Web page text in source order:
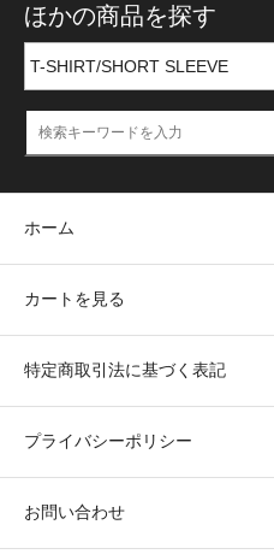
ほかの商品を探す
ホーム
カートを見る
特定商取引法に基づく表記
プライバシーポリシー
お問い合わせ